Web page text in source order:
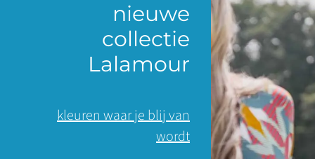
nieuwe
collectie
Lalamour
kleuren waar je blij van
wordt